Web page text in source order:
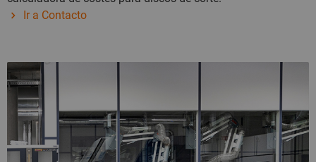
Ir a Contacto